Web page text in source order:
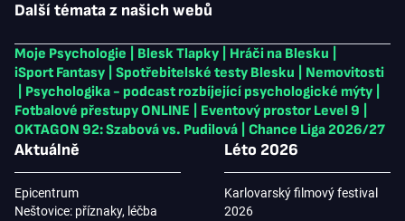
Další témata z našich webů
Moje Psychologie Blesk Tlapky Hráči na Blesku
iSport Fantasy
Spotřebitelské testy Blesku
Nemovitosti
Psychologika - podcast rozbíjející psychologické mýty
Fotbalové přestupy ONLINE
Eventový prostor Level 9
OKTAGON 92: Szabová vs. Pudilová
Chance Liga 2026/27
Aktuálně
Epicentrum
Neštovice: příznaky, léčba
Léto 2026
Karlovarský filmový festival
2026